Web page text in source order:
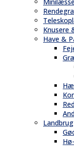
Knusere
Have &
Landbrug